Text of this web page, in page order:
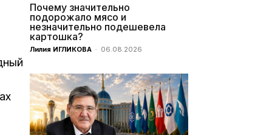
Почему значительно
подорожало мясо и
незначительно подешевела
картошка?
Лилия ИГЛИКОВА - 06.08.2026